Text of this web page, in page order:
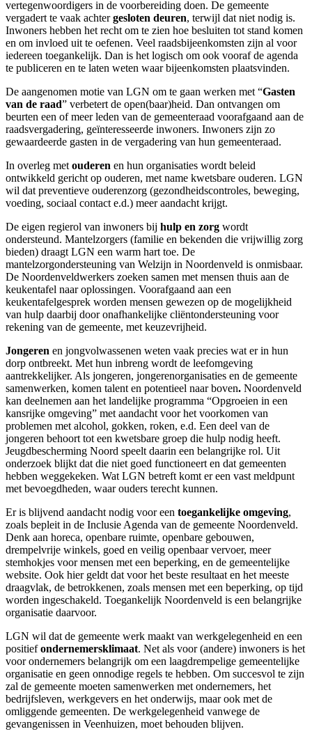
vertegenwoordigers in de voorbereiding doen. De gemeente
vergadert te vaak achtergesloten deuren, terwijl dat niet nodig is.
Inwoners hebben het recht om te zien hoe besluiten tot stand komen
en om invloed uit te oefenen. Veel raadsbijeenkomsten zijn al voor
iedereen toegankelijk. Dan is het logisch om ook vooraf de agenda
te publiceren en te laten weten waar bijeenkomsten plaatsvinden.
De aangenomen motie van LGN om te gaan werken met “Gasten
van de raad” verbetert de open(baar)heid. Dan ontvangen om
beurten een of meer leden van de gemeenteraad voorafgaand aan de
raadsvergadering, geïnteresseerde inwoners. Inwoners zijn zo
gewaardeerde gasten in de vergadering van hun gemeenteraad.
In overleg met ouderen en hun organisaties wordt beleid
ontwikkeld gericht op ouderen, met name kwetsbare ouderen. LGN
wil dat preventieve ouderenzorg (gezondheidscontroles, beweging,
voeding, sociaal contact e.d.) meer aandacht krijgt.
De eigen regierol van inwoners bij hulp en zorg wordt
ondersteund. Mantelzorgers (familie en bekenden die vrijwillig zorg
bieden) draagt LGN een warm hart toe. De
mantelzorgondersteuning van Welzijn in Noordenveld is onmisbaar.
De Noordenveldwerkers zoeken samen met mensen thuis aan de
keukentafel naar oplossingen. Voorafgaand aan een
keukentafelgesprek worden mensen gewezen op de mogelijkheid
van hulp daarbij door onafhankelijke cliëntondersteuning voor
rekening van de gemeente, met keuzevrijheid.
Jongeren en jongvolwassenen weten vaak precies wat er in hun
dorp ontbreekt. Met hun inbreng wordt de leefomgeving
aantrekkelijker. Als jongeren, jongerenorganisaties en de gemeente
samenwerken, komen talent en potentieel naar boven. Noordenveld
kan deelnemen aan het landelijke programma “Opgroeien in een
kansrijke omgeving” met aandacht voor het voorkomen van
problemen met alcohol, gokken, roken, e.d. Een deel van de
jongeren behoort tot een kwetsbare groep die hulp nodig heeft.
Jeugdbescherming Noord speelt daarin een belangrijke rol. Uit
onderzoek blijkt dat die niet goed functioneert en dat gemeenten
hebben weggekeken. Wat LGN betreft komt er een vast meldpunt
met bevoegdheden, waar ouders terecht kunnen.
Er is blijvend aandacht nodig voor een toegankelijke omgeving,
zoals bepleit in de Inclusie Agenda van de gemeente Noordenveld.
Denk aan horeca, openbare ruimte, openbare gebouwen,
drempelvrije winkels, goed en veilig openbaar vervoer, meer
stemhokjes voor mensen met een beperking, en de gemeentelijke
website. Ook hier geldt dat voor het beste resultaat en het meeste
draagvlak, de betrokkenen, zoals mensen met een beperking, op tijd
worden ingeschakeld. Toegankelijk Noordenveld is een belangrijke
organisatie daarvoor.
LGN wil dat de gemeente werk maakt van werkgelegenheid en een
positiefondernemersklimaat. Net als voor (andere) inwoners is het
voor ondernemers belangrijk om een laagdrempelige gemeentelijke
organisatie en geen onnodige regels te hebben. Om succesvol te zijn
zal de gemeente moeten samenwerken met ondernemers, het
bedrijfsleven, werkgevers en het onderwijs, maar ook met de
omliggende gemeenten. De werkgelegenheid vanwege de
gevangenissen in Veenhuizen, moet behouden blijven.